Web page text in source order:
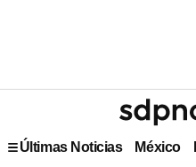
Últimas Noticias México